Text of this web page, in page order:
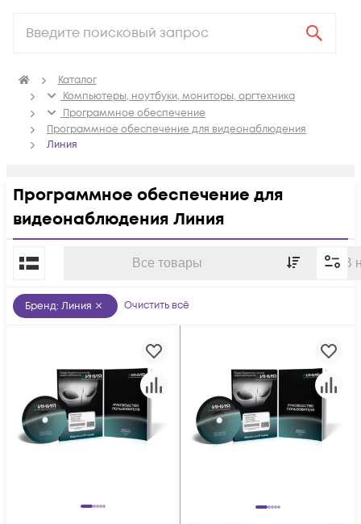
Каталог
Компьютеры, ноутбуки, мониторы, оргтехника
Программное обеспечение
Программное обеспечение для видеонаблюдения
Линия
Программное обеспечение для
видеонаблюдения Линия
Все товары В
По популярности
Бренд: Линия Очистить всё